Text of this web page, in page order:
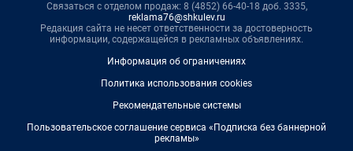
Связаться с отделом продаж: 8 (4852) 66-40-18 доб. 3335,
reklama76@shkulev.ru
Редакция сайта не несет ответственности за достоверность
информации, содержащейся в рекламных объявлениях.
Информация об ограничениях
Политика использования cookies
Рекомендательные системы
Пользовательское соглашение сервиса «Подписка без баннерной
рекламы»